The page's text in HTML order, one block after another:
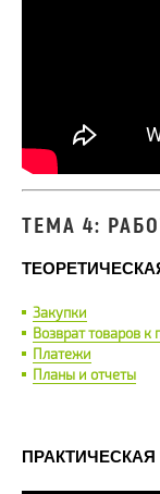
ТЕМА 4:
Закупки
Возврат товаров
Платежи
Планы и отчеты